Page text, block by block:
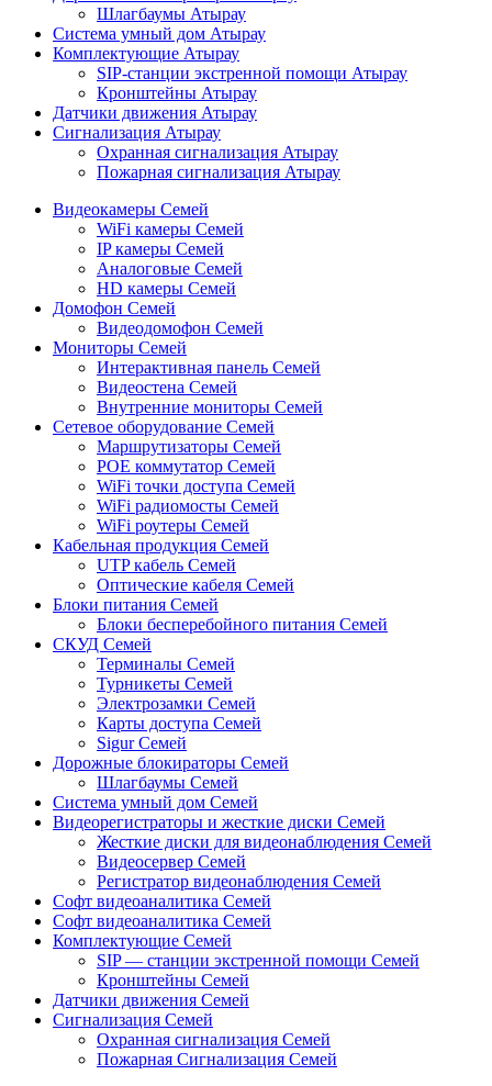
Шлагбаумы Атырау
Система умный дом Атырау
Комплектующие Атырау
SIP-станции экстренной помощи Атырау
Кронштейны Атырау
Датчики движения Атырау
Сигнализация Атырау
Охранная сигнализация Атырау
Пожарная сигнализация Атырау
Видеокамеры Семей
WiFi камеры Семей
IP камеры Семей
Аналоговые Семей
HD камеры Семей
Домофон Семей
Видеодомофон Семей
Мониторы Семей
Интерактивная панель Семей
Видеостена Семей
Внутренние мониторы Семей
Сетевое оборудование Семей
Маршрутизаторы Семей
POE коммутатор Семей
WiFi точки доступа Семей
WiFi радиомосты Семей
WiFi роутеры Семей
Кабельная продукция Семей
UTP кабель Семей
Оптические кабеля Семей
Блоки питания Семей
Блоки бесперебойного питания Семей
СКУД Семей
Терминалы Семей
Турникеты Семей
Электрозамки Семей
Карты доступа Семей
Sigur Семей
Дорожные блокираторы Семей
Шлагбаумы Семей
Система умный дом Семей
Видеорегистраторы и жесткие диски Семей
Жесткие диски для видеонаблюдения Семей
Видеосервер Семей
Регистратор видеонаблюдения Семей
Софт видеоаналитика Семей
Софт видеоаналитика Семей
Комплектующие Семей
SIP — станции экстренной помощи Семей
Кронштейны Семей
Датчики движения Семей
Сигнализация Семей
Охранная сигнализация Семей
Пожарная Сигнализация Семей